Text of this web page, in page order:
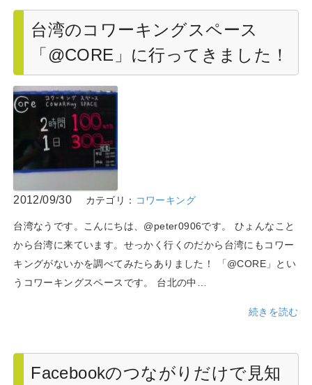
台湾のコワーキングスペース
「@CORE」に行ってきました！
2012/09/30 カテゴリ： コワーキング
台湾なうです。こんにちは、@peter0906です。 ひょんなこと
から台湾に来ています。せっかく行くのだから台湾にもコワー
キングがないかを調べてみたらありました！ 「@CORE」とい
うコワーキングスペースです。 台北の中…
続きを読む
Facebookのつながりだけで見知